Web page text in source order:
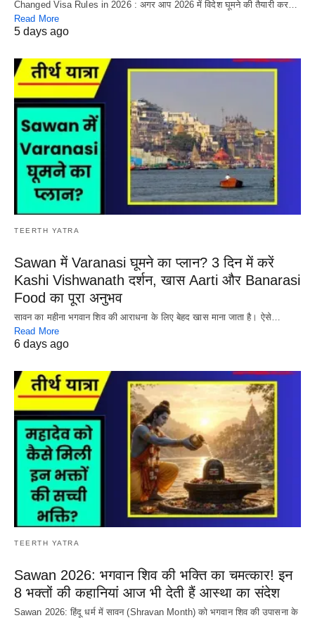
Changed Visa Rules in 2026 : अगर आप 2026 में विदेश घूमने की तैयारी कर…
Read More
5 days ago
TEERTH YATRA
Sawan में Varanasi घूमने का प्लान? 3 दिन में करें
Kashi Vishwanath दर्शन, खास Aarti और Banarasi
Food का पूरा अनुभव
सावन का महीना भगवान शिव की आराधना के लिए बेहद खास माना जाता है। ऐसे…
Read More
6 days ago
TEERTH YATRA
Sawan 2026: भगवान शिव की भक्ति का चमत्कार! इन
8 भक्तों की कहानियां आज भी देती हैं आस्था का संदेश
Sawan 2026: हिंदू धर्म में सावन (Shravan Month) को भगवान शिव की उपासना के